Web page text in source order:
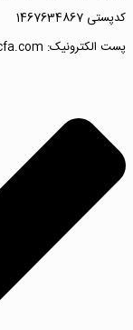
کدپستی 1467634867
پست الکترونیک: info[@]ircfa.com